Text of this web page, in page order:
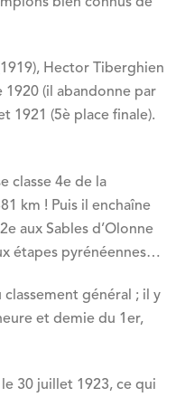
Hector Tiberghien
1920 (il abandonne par
1921 (5è place finale).
classe 4e de la
km ! Puis il enchaîne
aux Sables d’Olonne
étapes pyrénéennes…
général ; il y
et demie du 1er,
30 juillet 1923, ce qui